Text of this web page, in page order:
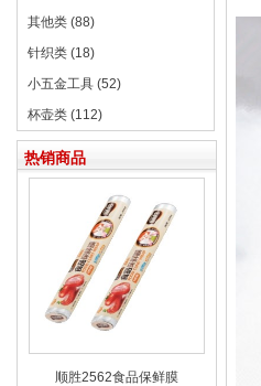
其他类 (88)
针织类 (18)
小五金工具 (52)
杯壶类 (112)
热销商品
顺胜2562食品保鲜膜